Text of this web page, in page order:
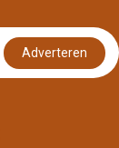
Adverteren